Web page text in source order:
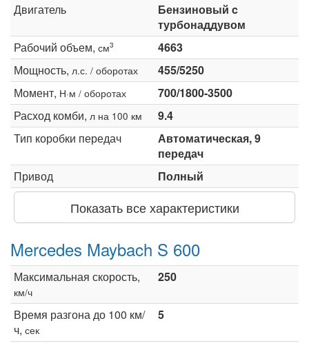
Двигатель
Бензиновый c
турбонаддувом
Рабочий объем, см3
4663
Мощность, л.с. / оборотах
455/5250
Момент, Н·м / оборотах
700/1800-3500
Расход комби, л на 100 км
9.4
Тип коробки передач
Автоматическая, 9
передач
Привод
Полный
Показать все характеристики
Mercedes Maybach S 600
Максимальная скорость,
км/ч
250
Время разгона до 100 км/
ч, сек
5